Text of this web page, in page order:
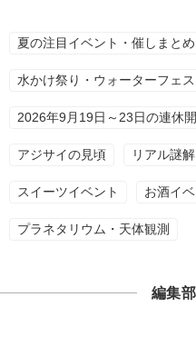
夏の注目イベント・催しまとめ
水かけ祭り・ウォーターフェス
2026年9月19日～23日の連休
アジサイの見頃 リアル謎
スイーツイベント お酒イ
プラネタリウム・天体観測
編集